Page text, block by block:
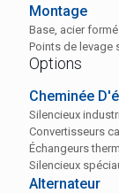
Montage
Base, acier
Points de levage
Options
Cheminée
Silencieux
Convertisseurs
Échangeurs
Silencieux
Alternateur